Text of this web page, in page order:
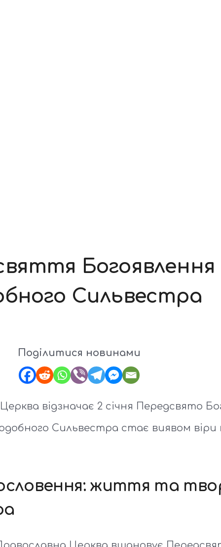
Сильвестра
Поділитися новинами
відзначає 2 січня Передсвято
Сильвестра стає виявом
життя та